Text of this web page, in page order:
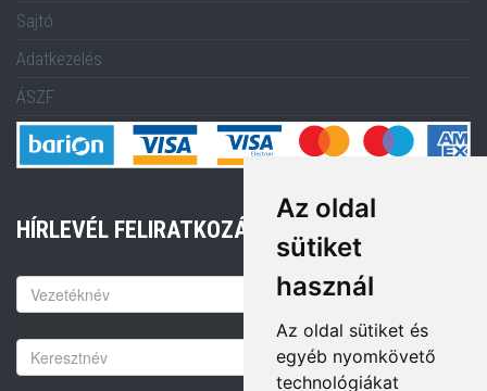
Az oldal
sütiket
használ
Az oldal sütiket és
egyéb nyomkövető
technológiákat
Sajtó
Adatkezelés
ÁSZF
HÍRLEVÉL FELIRATKOZÁS
Keresztnév
Vezetéknév